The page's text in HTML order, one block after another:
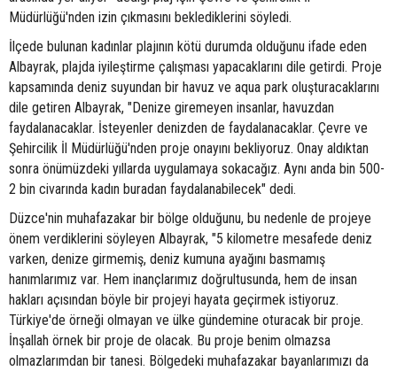
Müdürlüğü'nden izin çıkmasını beklediklerini söyledi.
İlçede bulunan kadınlar plajının kötü durumda olduğunu ifade eden
Albayrak, plajda iyileştirme çalışması yapacaklarını dile getirdi. Proje
kapsamında deniz suyundan bir havuz ve aqua park oluşturacaklarını
dile getiren Albayrak, "Denize giremeyen insanlar, havuzdan
faydalanacaklar. İsteyenler denizden de faydalanacaklar. Çevre ve
Şehircilik İl Müdürlüğü'nden proje onayını bekliyoruz. Onay aldıktan
sonra önümüzdeki yıllarda uygulamaya sokacağız. Aynı anda bin 500-
2 bin civarında kadın buradan faydalanabilecek" dedi.
Düzce'nin muhafazakar bir bölge olduğunu, bu nedenle de projeye
önem verdiklerini söyleyen Albayrak, "5 kilometre mesafede deniz
varken, denize girmemiş, deniz kumuna ayağını basmamış
hanımlarımız var. Hem inançlarımız doğrultusunda, hem de insan
hakları açısından böyle bir projeyi hayata geçirmek istiyoruz.
Türkiye'de örneği olmayan ve ülke gündemine oturacak bir proje.
İnşallah örnek bir proje de olacak. Bu proje benim olmazsa
olmazlarımdan bir tanesi. Bölgedeki muhafazakar bayanlarımızı da